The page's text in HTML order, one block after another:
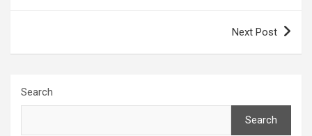
Next Post
Search
Search